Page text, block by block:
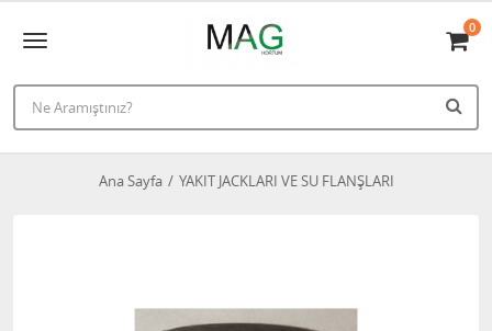
0
Ana Sayfa YAKIT JACKLARI VE SU FLANŞLARI